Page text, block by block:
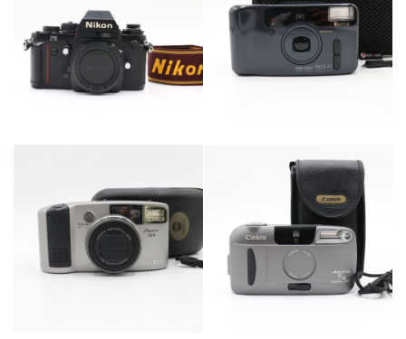
カテゴリー カメラ・レンズ カメラ・レンズ
カテゴリー カメラ・レンズ カテゴリー カメラ・レンズ